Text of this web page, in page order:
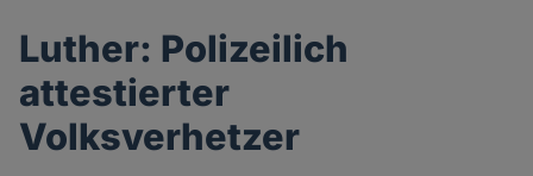
Luther: Polizeilich
attestierter
Volksverhetzer